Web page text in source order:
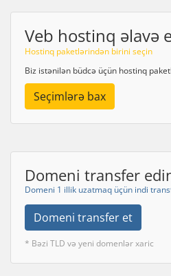
Veb hostinq əlavə
Hostinq paketlərindən birini seçin
Biz istənilən büdcə üçün hostinq
Seçimlərə bax
Domeni transfer
Domeni 1 illik uzatmaq üçün indi
Domeni transfer et
* Bəzi TLD və yeni domenlər xaric